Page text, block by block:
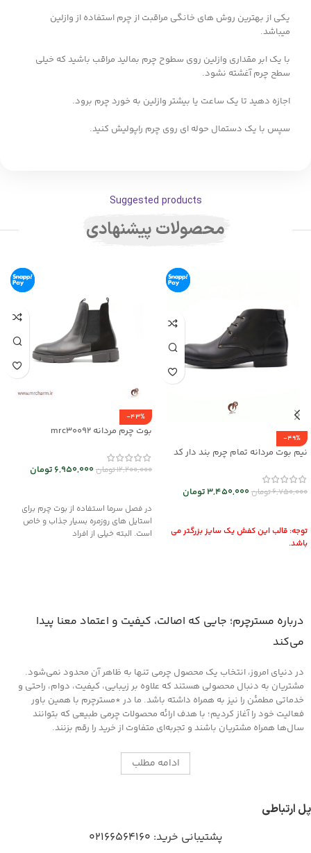
یکی از بهترین روش های خانگی مراقبت از چرم استفاده از وازلین
میباشد.
با یک ابر مقداری وازلین روی سطوح چرم بمالید مراقب باشید که خیلی
سطح چرم آغشته نشود.
اجازه دهید تا یک ساعت یا بیشتر وازلین به خورد چرم برود.
سپس با یک دستمال حوله ای روی چرم راپولیش کنید.
Suggested products
محصولات پیشنهادی
-49%
نیم بوت مردانه تمام چرم بند دار کد
6,750,000تومان3,450,000تومان
توجه: قالب این کفش یک سایز بزرگتر می
باشد.
-43%
بوت چرم مردانه mrc30092
12,200,000تومان6,950,000 تومان
در فصل سرما استفاده از بوت چرم برای
استایل های روزمره بسیار جذاب و خاص
است. البته خیلی از افراد
درباره مسترچرم؛ جایی که اصالت، کیفیت و اعتماد معنا پیدا
می‌کند
در دنیای امروز، انتخاب یک محصول چرمی تنها به ظاهر آن محدود نمی‌شود.
مشتریان به دنبال محصولی هستند که علاوه بر زیبایی، کیفیت، دوام، راحتی و
خدماتی مطمئن را نیز به همراه داشته باشد. ما در *مسترچرم با همین باور
فعالیت خود را آغاز کردیم؛ با هدف ارائه محصولات چرمی طبیعی که بتوانند
سال‌ها همراه مشتریان باشند و تجربه‌ای متفاوت از خرید را رقم بزنند.
ادامه مطلب
پل ارتباطی
پشتیبانی خرید: 02166564160